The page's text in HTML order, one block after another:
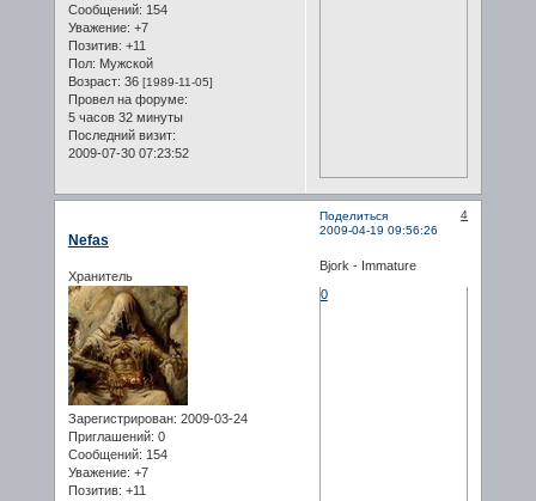
Сообщений: 154
Уважение: +7
Позитив: +11
Пол: Мужской
Возраст: 36 [1989-11-05]
Провел на форуме:
5 часов 32 минуты
Последний визит:
2009-07-30 07:23:52
Поделиться
4
2009-04-19 09:56:26
Nefas
Хранитель
Зарегистрирован: 2009-03-24
Приглашений: 0
Сообщений: 154
Уважение: +7
Позитив: +11
Bjork - Immature
0